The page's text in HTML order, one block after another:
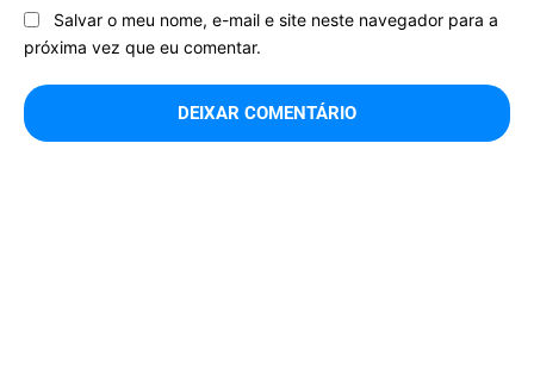
Salvar o meu nome, e-mail e site neste navegador para a
próxima vez que eu comentar.